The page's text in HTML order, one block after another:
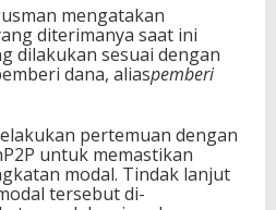
mengatakan
diterimanya saat ini
dilakukan sesuai dengan
dana, aliaspemberi
pertemuan dengan
untuk memastikan
modal. Tindak lanjut
tersebut di-